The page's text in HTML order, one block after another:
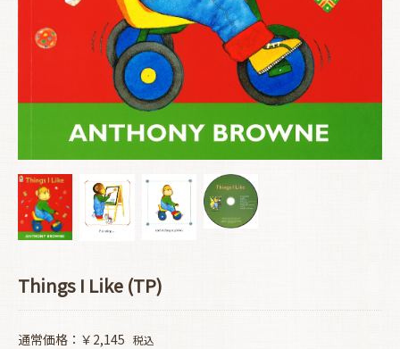
Things I Like (TP)
通常価格：￥2,145 税込